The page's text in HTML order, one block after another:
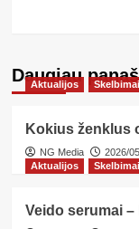
Daugiau
Aktualijos Skelbimai
Kokius ženklus
NG Media
2026/
Aktualijos
Skelbimai
Veido serumai